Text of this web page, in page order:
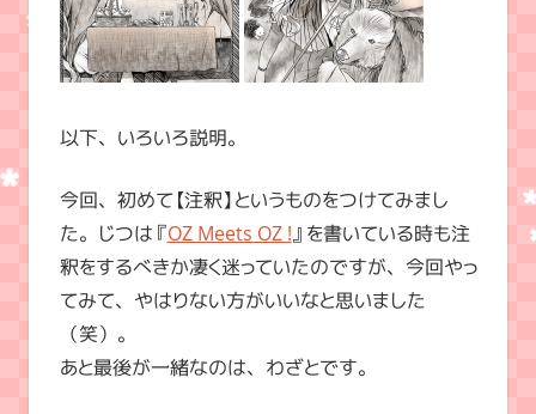
以下、いろいろ説明。
今回、初めて【注釈】というものをつけてみまし
た。じつは『OZ Meets OZ !』を書いている時も注
釈をするべきか凄く迷っていたのですが、今回やっ
てみて、やはりない方がいいなと思いました
（笑）。
あと最後が一緒なのは、わざとです。